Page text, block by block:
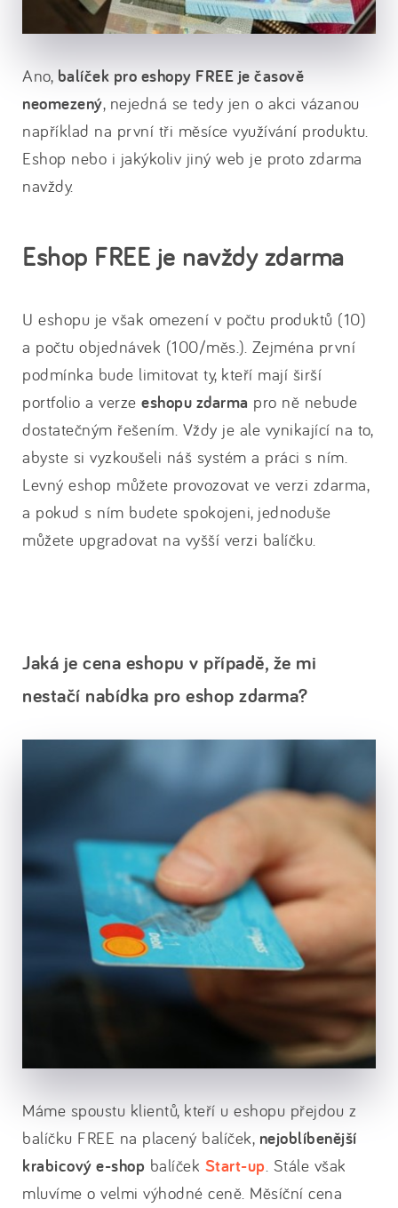
Ano, balíček pro eshopy FREE je časově
neomezený, nejedná se tedy jen o akci vázanou
například na první tři měsíce využívání produktu.
Eshop nebo i jakýkoliv jiný web je proto zdarma
navždy.
Eshop FREE je navždy zdarma
U eshopu je však omezení v počtu produktů (10)
a počtu objednávek (100/měs.). Zejména první
podmínka bude limitovat ty, kteří mají širší
portfolio a verze eshopu zdarma pro ně nebude
dostatečným řešením. Vždy je ale vynikající na to,
abyste si vyzkoušeli náš systém a práci s ním.
Levný eshop můžete provozovat ve verzi zdarma,
a pokud s ním budete spokojeni, jednoduše
můžete upgradovat na vyšší verzi balíčku.
Jaká je cena eshopu v případě, že mi
nestačí nabídka pro eshop zdarma?
Máme spoustu klientů, kteří u eshopu přejdou z
balíčku FREE na placený balíček, nejoblíbenější
krabicový e-shop balíček Start-up. Stále však
mluvíme o velmi výhodné ceně. Měsíční cena